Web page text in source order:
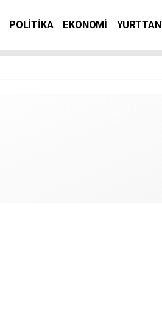
POLİTİKA EKONOMİ YURTTAN